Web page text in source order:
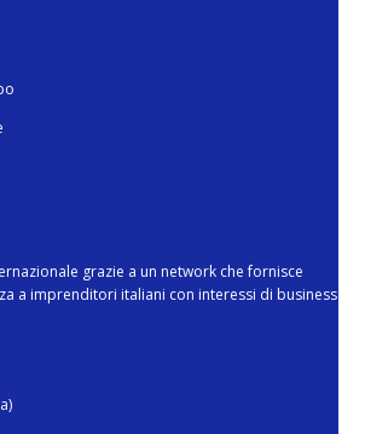
grazie a un network che fornisce
a imprenditori italiani con interessi di business